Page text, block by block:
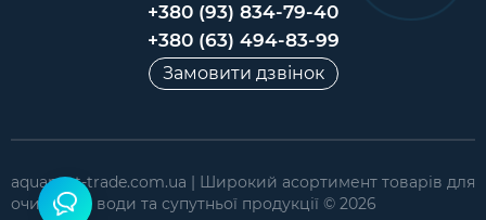
+380 (93) 834-79-40
+380 (63) 494-83-99
Замовити дзвінок
aquapost-trade.com.ua | Широкий асортимент товарів для
очищення води та супутньої продукції © 2026